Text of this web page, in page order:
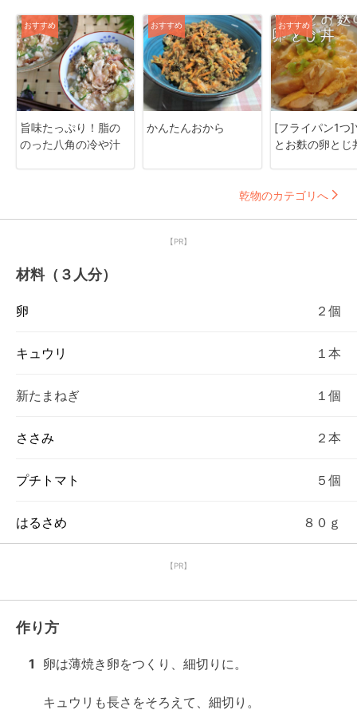
おすすめ
旨味たっぷり！脂の
のった八角の冷や汁
おすすめ
かんたんおから
おすすめ
[フライパン1つ]
とお麩の卵とじ
乾物のカテゴリへ
【PR】
材料（３人分）
卵 ２個
キュウリ １本
新たまねぎ １個
ささみ ２本
プチトマト ５個
はるさめ ８０ｇ
【PR】
作り方
1 卵は薄焼き卵をつくり、細切りに。
キュウリも長さをそろえて、細切り。